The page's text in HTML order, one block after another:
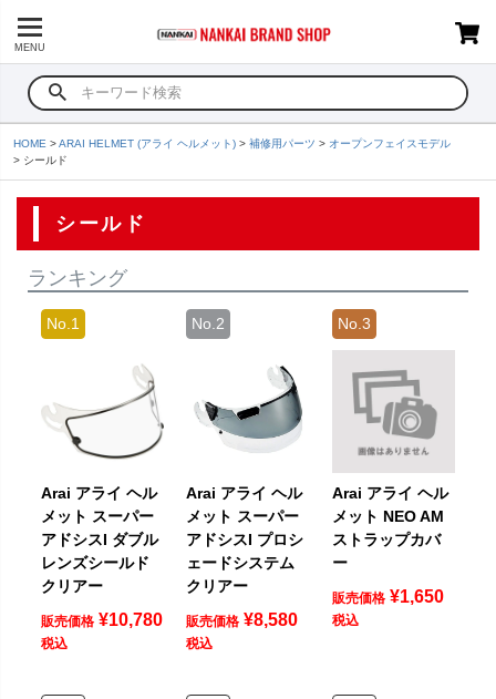
MENU
HOME ARAI HELMET (アライ ヘルメット) 補修用パーツ
オープンフェイスモデル
シールド
シールド
ランキング
Arai アライ ヘル
メット スーパー
アドシスI ダブル
レンズシールド
クリアー
販売価格 ¥10,780
税込
Arai アライ ヘル
メット スーパー
アドシスI プロシ
ェードシステム
クリアー
販売価格 ¥8,580
税込
Arai アライ ヘル
メット NEO AM
ストラップカバ
ー
販売価格 ¥1,650
税込